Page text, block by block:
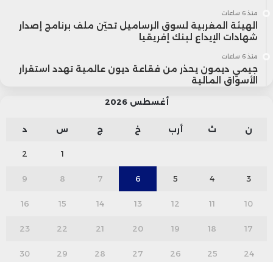
منذ 6 ساعات
الهيئة المغربية لسوق الرساميل تحيّن ملف برنامج إصدار
شهادات الإيداع لبنك إفريقيا
منذ 6 ساعات
جيمي ديمون يحذر من فقاعة ديون عالمية تهدد استقرار
الأسواق المالية
أغسطس 2026
ن ث أرب خ ج س د
1
2
3
4
5
6
7
8
9
10
11
12
13
14
15
16
17
18
19
20
21
22
23
24
25
26
27
28
29
30